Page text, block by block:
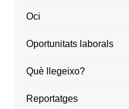
Oci
Oportunitats laborals
Què llegeixo?
Reportatges